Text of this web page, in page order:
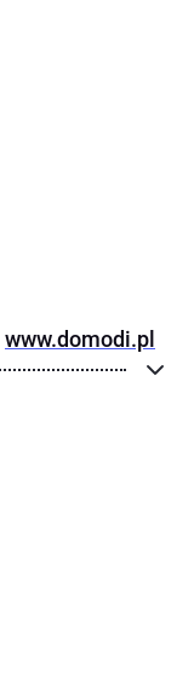
www.domodi.pl